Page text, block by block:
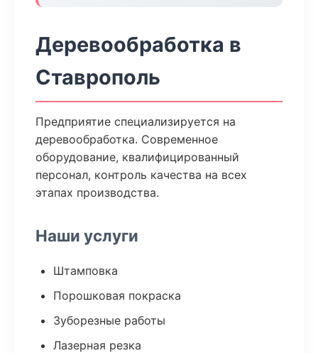
Деревообработка в
Ставрополь
Предприятие специализируется на
деревообработка. Современное
оборудование, квалифицированный
персонал, контроль качества на всех
этапах производства.
Наши услуги
Штамповка
Порошковая покраска
Зуборезные работы
Лазерная резка